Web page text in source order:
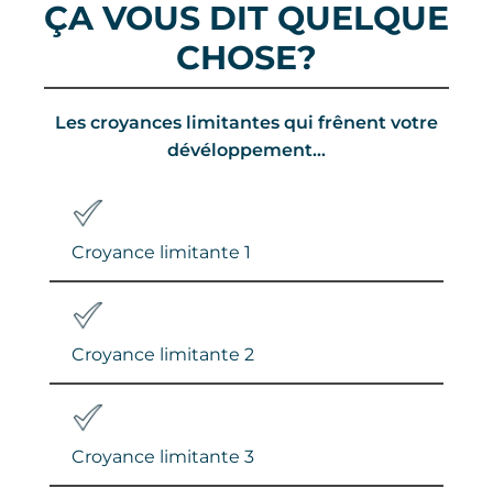
ÇA VOUS DIT QUELQUE
CHOSE?
Les croyances limitantes qui frênent votre
dévéloppement...
Croyance limitante 1
Croyance limitante 2
Croyance limitante 3